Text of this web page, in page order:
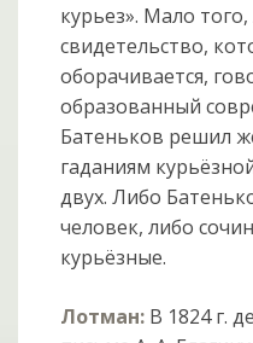
курьез». Мало
свидетельство,
оборачивается,
образованный
Батеньков решил
гаданиям
двух. Либо
человек, либо
курьёзные.
Лотман: В 1824 г.